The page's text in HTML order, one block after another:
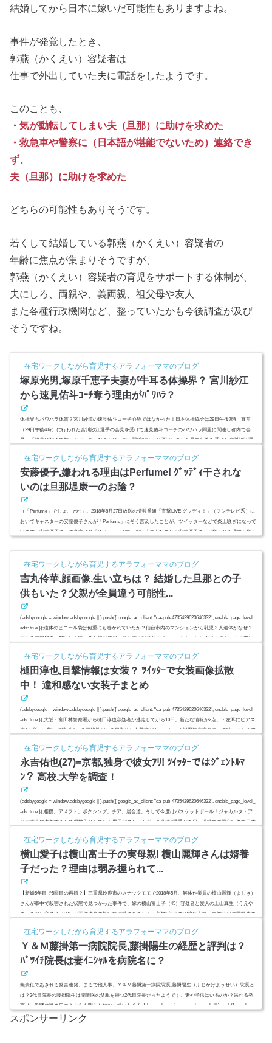
結婚してから日本に嫁いだ可能性もありますよね。
事件が発覚したとき、
郭燕（かくえい）容疑者は
仕事で外出していた夫に電話をしたようです。
このことも、
・気が動転してしまい夫（旦那）に助けを求めた
・救急車や警察に（日本語が堪能でないため）連絡でき
ず、
夫（旦那）に助けを求めた
どちらの可能性もありそうです。
若くして結婚している郭燕（かくえい）容疑者の
年齢に焦点が集まりそうですが、
郭燕（かくえい）容疑者の育児をサポートする体制が、
夫にしろ、両親や、義両親、祖父母や友人
また各種行政機関など、整っていたかも今後調査が及び
そうですね。
在宅ワークしながら育児するアラフォーママのブログ
塚原光男,塚原千恵子夫妻が牛耳る体操界？ 宮川紗江
から速見佑斗ｺｰﾁ奪う理由がﾊﾟﾜﾊﾗ？
体操界もパワハラ体質？宮川紗江の速見佑斗コーチ心酔ではなかった！日本体操協会は29日午後7時、直前
（29日午後4時）に行われた宮川紗江選手の会見を受けて速見佑斗コーチのパワハラ問題に関連し都内で会
見。「報道は初めて知ったが、そんなことは一切、関係ない」と否定しました暴力行為を受けた宮川紗江選
けられていると指摘していました。「五輪に出られなくなる」塚原光男、塚原千恵子夫妻が発したこの言葉
は脅しやパワハラな...
在宅ワークしながら育児するアラフォーママのブログ
安藤優子,嫌われる理由はPerfume! ｸﾞｯﾃﾞｨ干されな
いのは旦那堤康一のお陰？
（「Perfume」でしょ、それ」。2018年8月27日放送の情報番組「直撃LIVE グッディ！」（フジテレビ系）に
おいてキャスターの安藤優子さんが「Perfume」にそう言及したことが、ツイッターなどで炎上騒ぎになって
います。安藤優子さんの真意は？「Perfume」はすんごい昔の人なのか？安藤優子さんが嫌われる理由と嫌わ
646332", enable_page_level_ads: true });スポンサーリンク(adsbyg...
在宅ワークしながら育児するアラフォーママのブログ
吉丸伶華,顔画像,生い立ちは？ 結婚した旦那との子
供もいた？父親が全員違う可能性...
(adsbygoogle = window.adsbygoogle || ).push({ google_ad_client: "ca-pub-4735429620646332", enable_page_level_
ads: true });遺体のビニール袋は何重にも巻かれていたか？仙台市内のマンションから乳児３人遺体がなぜ？
吉丸伶華容疑者（25）は大阪に住む風〇店員。仙台市の以前住んでいたマンションに自分の赤ちゃんの遺体
三つ子？スポンサーリンク(adsbygoogle = window.adsbygoogle ||...
在宅ワークしながら育児するアラフォーママのブログ
樋田淳也,目撃情報は女装？ ﾂｲｯﾀｰで女装画像拡散
中！ 違和感ない女装子まとめ
(adsbygoogle = window.adsbygoogle || ).push({ google_ad_client: "ca-pub-4735429620646332", enable_page_level_
ads: true });大阪・富田林警察署から樋田淳也容疑者が逃走してから10日。新たな情報が2点。・左耳にピアス
痕4か所・女装して逃げている可能性がある日常的に女装癖があったという樋田淳也容疑者。趣味なのか？犯
スポンサーリンク(adsbygoogle = window.adsbygoogle || ).pu...
在宅ワークしながら育児するアラフォーママのブログ
永吉佑也(27)=京都,独身で彼女ｱﾘ! ﾂｲｯﾀｰではｼﾞｪﾝﾄﾙﾏ
ﾝ？ 高校,大学を調査！
(adsbygoogle = window.adsbygoogle || ).push({ google_ad_client: "ca-pub-4735429620646332", enable_page_level_
ads: true });相撲、アメフト、ボクシング、チア、居合道、そして今度はバスケットボール！ジャカルタ・ア
ジア大会に参加するため現地入りしていた男子バスケットボール代表4選手が20日、現地での買〇行為で日本
（23＝滋賀）、今村佳太（22＝新潟）選手たちは同日帰国し、都...
在宅ワークしながら育児するアラフォーママのブログ
横山愛子は横山富士子の実母親! 横山麗輝さんは婿養
子だった？理由は弱み握られて...
【新婚5年目で5回目の再婚？】三重県鈴鹿市のスナックモモで2018年5月、解体作業員の横山麗輝（よしき）
さんが車中で殺害された状態で見つかった事件で、嫁の横山富士子（45）容疑者と愛人の上山真生（うえや
ま・まお）容疑者（29）が死体遺棄の疑いで逮捕されました。新婚5年目の20歳年上で、中学時代の同級生の
を名乗る理由は、婿養子だから？惚れた弱みか？別の弱みを握られていたのか？スポンサーリンク(adsbygoo
gle = window.a...
在宅ワークしながら育児するアラフォーママのブログ
Ｙ＆Ｍ藤掛第一病院院長,藤掛陽生の経歴と評判は？
ﾊﾞﾂｲﾁ院長は妻ｲﾆｼｬﾙを病院名に？
無責任であきれる発言連発、まるで他人事、Ｙ＆Ｍ藤掛第一病院院長,藤掛陽生（ふじかけようせい）院長と
は？2代目院長の藤掛陽生は開業医の父親を持つ2代目院長だったようです。妻や子供はいるのか？呆れる発
言は、近隣住民の口コミからも明らかになっていた？ (adsbygoogle = window.adsbygoogle || ).push({ google_ad
_client: "ca-pub-4735429620646332", enable_page_level_ads: true });スポンサーリンク(adsbygoogle = window.ads
スポンサーリンク